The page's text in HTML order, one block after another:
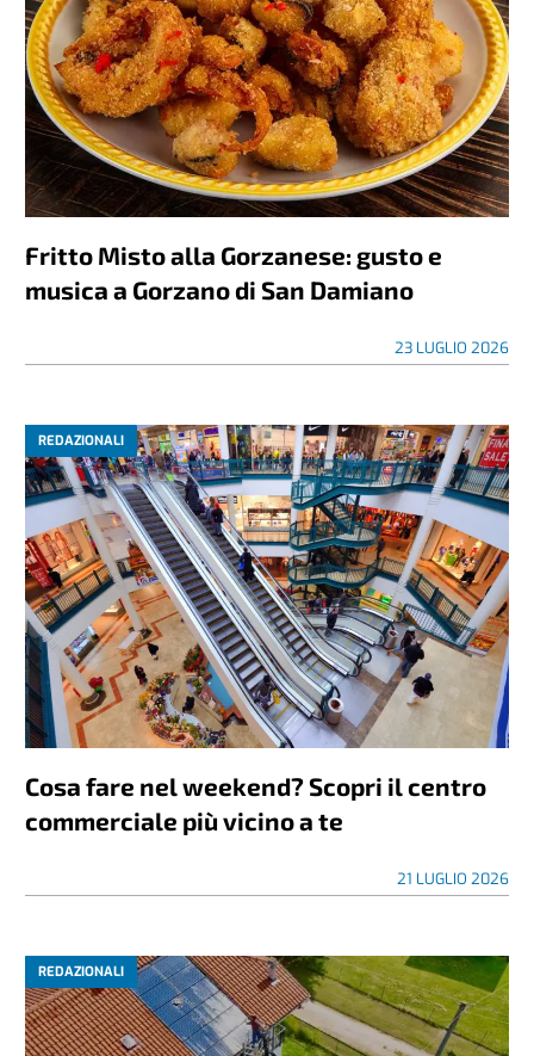
Fritto Misto alla Gorzanese: gusto e
musica a Gorzano di San Damiano
23 LUGLIO 2026
REDAZIONALI
Cosa fare nel weekend? Scopri il centro
commerciale più vicino a te
21 LUGLIO 2026
REDAZIONALI